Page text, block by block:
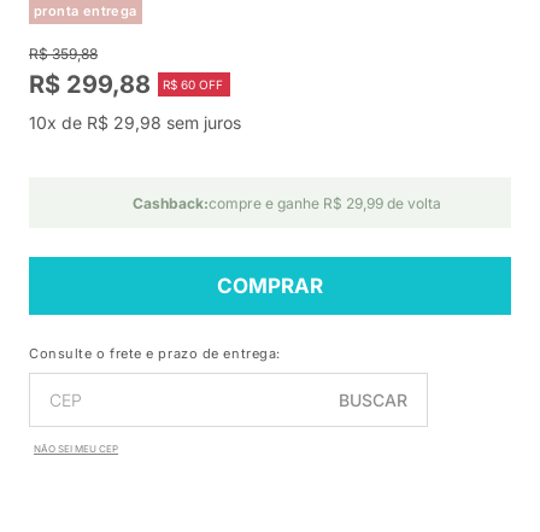
pronta entrega
R$ 359,88
R$ 299,88 R$ 60 OFF
10x de R$ 29,98 sem juros
Cashback:compre e ganhe R$ 29,99 de volta
COMPRAR
Consulte o frete e prazo de entrega:
BUSCAR
NÃO SEI MEU CEP